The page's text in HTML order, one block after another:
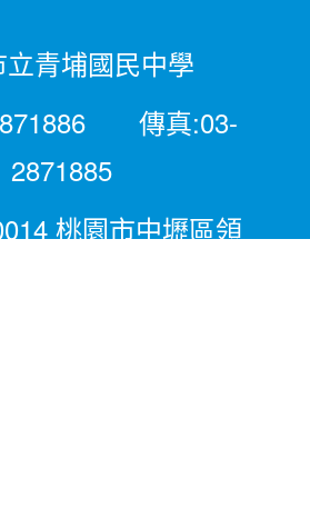
青埔國民中學
傳真:03-
2871885
桃園市中壢區領